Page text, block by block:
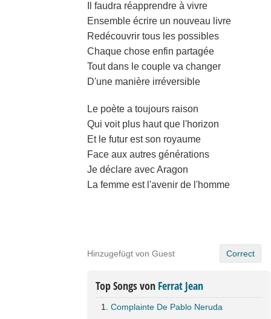
Il faudra réapprendre à vivre
Ensemble écrire un nouveau livre
Redécouvrir tous les possibles
Chaque chose enfin partagée
Tout dans le couple va changer
D'une manière irréversible
Le poète a toujours raison
Qui voit plus haut que l'horizon
Et le futur est son royaume
Face aux autres générations
Je déclare avec Aragon
La femme est l'avenir de l'homme
Hinzugefügt von Guest Correct
Top Songs von Ferrat Jean
Complainte De Pablo Neruda